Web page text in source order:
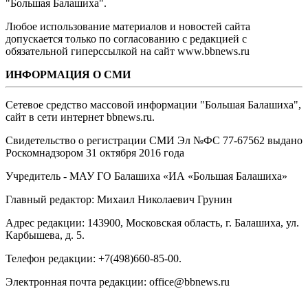
"Большая Балашиха".
Любое использование материалов и новостей сайта
допускается только по согласованию с редакцией с
обязательной гиперссылкой на сайт www.bbnews.ru
ИНФОРМАЦИЯ О СМИ
Сетевое средство массовой информации "Большая Балашиха",
сайт в сети интернет bbnews.ru.
Свидетельство о регистрации СМИ Эл №ФС ‎77-67562 выдано
Роскомнадзором 31 октября 2016 года
Учредитель - МАУ ГО Балашиха «ИА «Большая Балашиха»
Главный редактор: Михаил Николаевич Грунин
Адрес редакции: 143900, Московская область, г. Балашиха, ул.
Карбышева, д. 5.
Телефон редакции: +7(498)660-85-00.
Электронная почта редакции: office@bbnews.ru